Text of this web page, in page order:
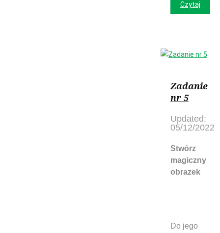
Czytaj
Zadanie
nr 5
Updated:
05/12/2022
Stwórz
magiczny
obrazek
Do jego